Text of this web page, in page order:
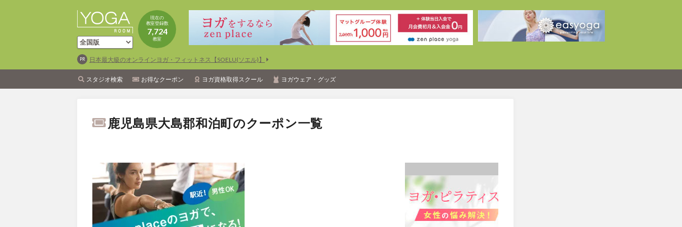
現在の
教室登録数
7,724
教室
日本最大級のオンラインヨガ・フィットネス【SOELU(ソエル)】
スタジオ検索 お得なクーポン ヨガ資格取得スクール ヨガウェア・グッズ
鹿児島県大島郡和泊町のクーポン一覧